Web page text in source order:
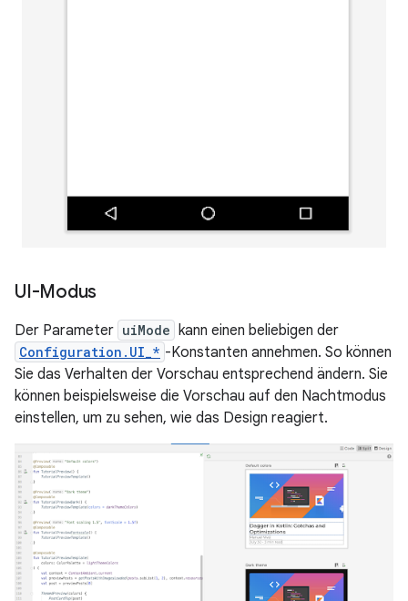
UI-Modus
Der Parameter uiMode kann einen beliebigen der
Configuration.UI_* -Konstanten annehmen. So können
Sie das Verhalten der Vorschau entsprechend ändern. Sie
können beispielsweise die Vorschau auf den Nachtmodus
einstellen, um zu sehen, wie das Design reagiert.